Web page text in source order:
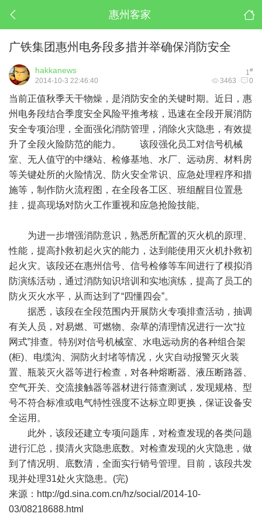
惠州客家
广铁集团惠州电务段多措并举确保消防安全
1#
hakkanews
3463 0
2014-10-3 22:46:40
当前正值秋季天干物燥，是消防安全的关键时期。近日，惠
州电务段结合季度安全风险平推考核，迅速在全段开展消防
安全专项治理，全面强化消防管理，消除火灾隐患，有效提
升了全段火险防范的能力。 该段强化员工对信号机械
室、无人值守的中继站、检修基地、水厂、远动房、材料房
等关键处所的火险情况、防火安全常识、应急处理程序和措
施等，制作防火流程图，在全段各工区、班组醒目位置悬
挂，提高现场对防火工作重视和应急抢险技能。
为进一步增强消防意识，熟悉所配置的灭火机的原理、
性能，提高扑救初起火灾的能力，达到能使用灭火机扑救初
起火灾。该段还在惠州信号、信号检修等车间进行了模拟消
防演练活动，通过消防知识培训和实地演练，提高了员工的
防火灭火水平，从而达到了“四懂四会”。
据悉，该段在全段范围内开展防火专项排查活动，抽调
有关人员，对易燃、可燃物、杂草的清理情况进行一次“拉
网式”排查。特别对信号机械室、水电远动房的各种组合架
(柜)、电缆沟、洞防火封堵等情况，火灾自动报警灭火装
置、瓶装灭火器等进行检查，对各种熔断器、液压断路器、
空气开关、交流接触器等器材进行筛查测试，发现规格、型
号不符合标准或电气特性强度不达标立即更换，保证设备安
全运用。
此外，该段还建立专项问题库，对检查发现的各类问题
进行汇总，摸清火灾隐患底数。对检查发现的火灾隐患，做
到了情况明、底数清，全面实行销号管理。目前，该段共发
现并处理31处火灾隐患。(完)
来源： http://gd.sina.com.cn/hz/social/2014-10-
03/08218688.html